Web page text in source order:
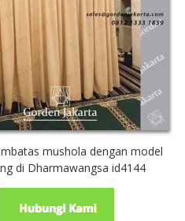
mushola dengan model
di Dharmawangsa id4144